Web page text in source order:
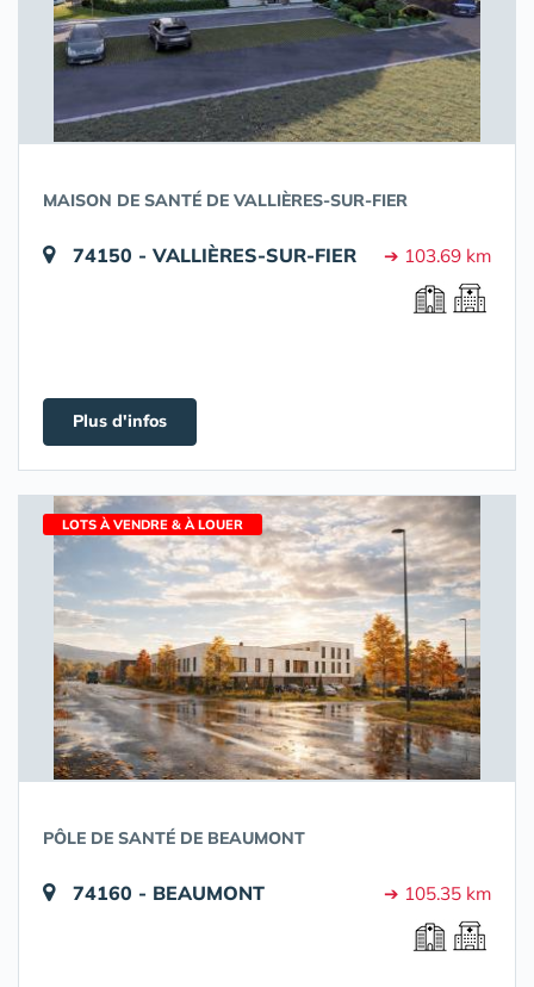
MAISON DE SANTÉ DE VALLIÈRES-SUR-FIER
74150 - VALLIÈRES-SUR-FIER ➔ 103.69 km
Plus d'infos
LOTS À VENDRE & À LOUER
PÔLE DE SANTÉ DE BEAUMONT
74160 - BEAUMONT ➔ 105.35 km